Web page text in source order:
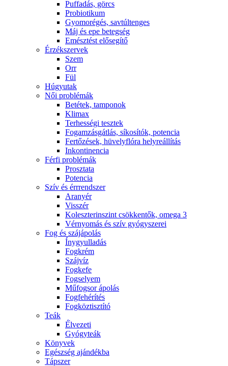
Puffadás, görcs
Probiotikum
Gyomorégés, savtúltenges
Máj és epe betegség
Emésztést elősegítő
Érzékszervek
Szem
Orr
Fül
Húgyutak
Női problémák
Betétek, tamponok
Klimax
Terhességi tesztek
Fogamzásgátlás, síkosítók, potencia
Fertőzések, hüvelyflóra helyreállítás
Inkontinencia
Férfi problémák
Prosztata
Potencia
Szív és érrrendszer
Aranyér
Visszér
Koleszterinszint csökkentők, omega 3
Vérnyomás és szív gyógyszerei
Fog és szájápolás
Í́nygyulladás
Fogkrém
Szájvíz
Fogkefe
Fogselyem
Műfogsor ápolás
Fogfehérítés
Fogköztisztító
Teák
É́lvezeti
Gyógyteák
Könyvek
Egészség ajándékba
Tápszer